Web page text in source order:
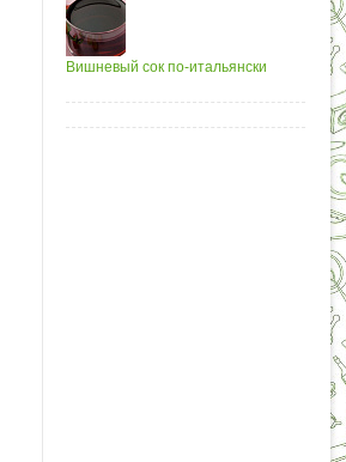
Вишневый сок по-итальянски